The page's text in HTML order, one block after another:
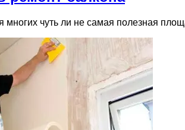
многих чуть ли не самая полезная